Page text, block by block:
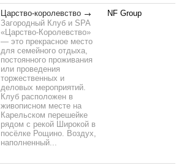
Царство-королевство
Загородный Клуб и SPA
«Царство-Королевство»
— это прекрасное место
для семейного отдыха,
постоянного проживания
или проведения
торжественных и
деловых мероприятий.
Клуб расположен в
живописном месте на
Карельском перешейке
рядом с рекой Широкой в
посёлке Рощино. Воздух,
наполненный...
NF Group